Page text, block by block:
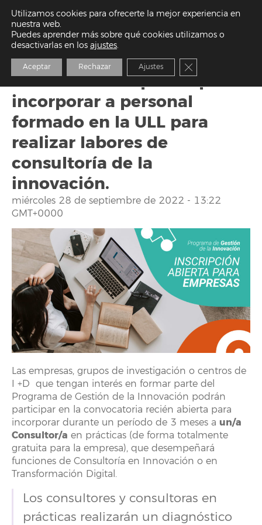
Programa de Gestores de la Innovación
Sin categoría
GDI 2022 abre plazas para
incorporar a personal
formado en la ULL para
realizar labores de
consultoría de la
innovación.
miércoles 28 de septiembre de 2022 - 13:22
GMT+0000
Las empresas, grupos de investigación o centros de
I +D que tengan interés en formar parte del
Programa de Gestión de la Innovación podrán
participar en la convocatoria recién abierta para
incorporar durante un período de 3 meses a un/a
Consultor/a en prácticas (de forma totalmente
gratuita para la empresa), que desempeñará
funciones de Consultoría en Innovación o en
Transformación Digital.
Los consultores y consultoras en
prácticas realizarán un diagnóstico
Utilizamos cookies para ofrecerte la mejor experiencia en
nuestra web.
Puedes aprender más sobre qué cookies utilizamos o
desactivarlas en los ajustes.
Aceptar Rechazar Ajustes Close GDPR